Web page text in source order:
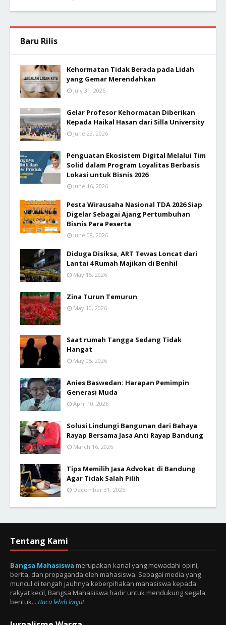
Baru Rilis
Kehormatan Tidak Berada pada Lidah
yang Gemar Merendahkan
July 31, 2026
Gelar Profesor Kehormatan Diberikan
Kepada Haikal Hasan dari Silla University
June 23, 2026
Penguatan Ekosistem Digital Melalui Tim
Solid dalam Program Loyalitas Berbasis
Lokasi untuk Bisnis 2026
June 16, 2026
Pesta Wirausaha Nasional TDA 2026 Siap
Digelar Sebagai Ajang Pertumbuhan
Bisnis Para Peserta
June 08, 2026
Diduga Disiksa, ART Tewas Loncat dari
Lantai 4 Rumah Majikan di Benhil
May 15, 2026
Zina Turun Temurun
May 10, 2026
Saat rumah Tangga Sedang Tidak
Hangat
May 05, 2026
Anies Baswedan: Harapan Pemimpin
Generasi Muda
April 10, 2026
Solusi Lindungi Bangunan dari Bahaya
Rayap Bersama Jasa Anti Rayap Bandung
March 16, 2026
Tips Memilih Jasa Advokat di Bandung
Agar Tidak Salah Pilih
December 31, 2025
Tentang Kami
Bangsa Mahasiswa merupakan kanal yang mewadahi opini,
berita, dan propaganda oleh mahasiswa. Sebagai media yang
muncul di tengah jauhnya keberpihakan mahasiswa kepada
rakyat kecil, Bangsa Mahasiswa hadir untuk mendukung segala
bentuk... Baca lebih lanjut